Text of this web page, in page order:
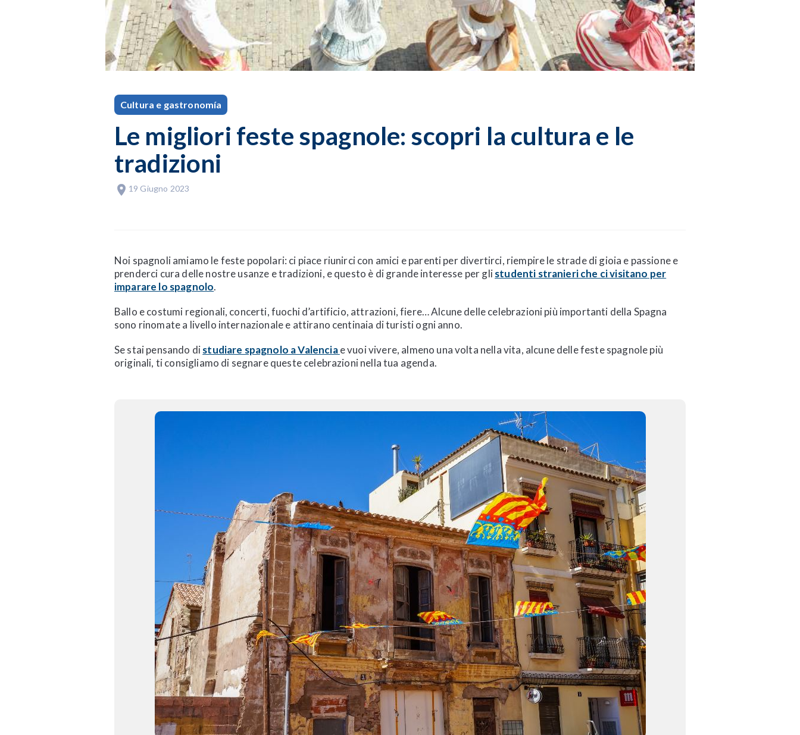
Cultura e gastronomía
Le migliori feste spagnole: scopri la cultura e le
tradizioni
19 Giugno 2023
Noi spagnoli amiamo le feste popolari: ci piace riunirci con amici e parenti per divertirci, riempire le strade di gioia e passione e
prenderci cura delle nostre usanze e tradizioni, e questo è di grande interesse per glistudenti stranieri che civisitano per
imparare lo spagnolo.
Ballo e costumi regionali, concerti, fuochi d’artificio, attrazioni, fiere… Alcune delle celebrazioni più importanti della Spagna
sono rinomate a livello internazionale e attirano centinaia di turisti ogni anno.
Se stai pensando distudiare spagnolo a Valenciae vuoi vivere, almeno una volta nella vita, alcune delle feste spagnole più
originali, ti consigliamo di segnare queste celebrazioni nella tua agenda.